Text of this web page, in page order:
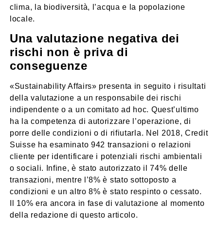
clima, la biodiversità, l’acqua e la popolazione
locale.
Una valutazione negativa dei
rischi non è priva di
conseguenze
«Sustainability Affairs» presenta in seguito i risultati
della valutazione a un responsabile dei rischi
indipendente o a un comitato ad hoc. Quest’ultimo
ha la competenza di autorizzare l’operazione, di
porre delle condizioni o di rifiutarla. Nel 2018, Credit
Suisse ha esaminato 942 transazioni o relazioni
cliente per identificare i potenziali rischi ambientali
o sociali. Infine, è stato autorizzato il 74% delle
transazioni, mentre l’8% è stato sottoposto a
condizioni e un altro 8% è stato respinto o cessato.
Il 10% era ancora in fase di valutazione al momento
della redazione di questo articolo.